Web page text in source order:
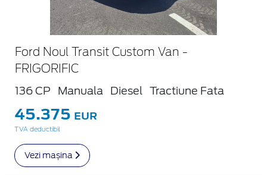
Ford Noul Transit Custom Van -
FRIGORIFIC
136 CP Manuala Diesel Tractiune Fata
45.375 EUR
TVA deductibil
Vezi mașina